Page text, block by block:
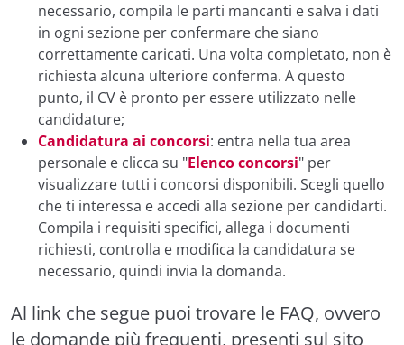
necessario, compila le parti mancanti e salva i dati
in ogni sezione per confermare che siano
correttamente caricati. Una volta completato, non è
richiesta alcuna ulteriore conferma. A questo
punto, il CV è pronto per essere utilizzato nelle
candidature;
Candidatura ai concorsi: entra nella tua area
personale e clicca su "Elenco concorsi" per
visualizzare tutti i concorsi disponibili. Scegli quello
che ti interessa e accedi alla sezione per candidarti.
Compila i requisiti specifici, allega i documenti
richiesti, controlla e modifica la candidatura se
necessario, quindi invia la domanda.
Al link che segue puoi trovare le FAQ, ovvero
le domande più frequenti, presenti sul sito